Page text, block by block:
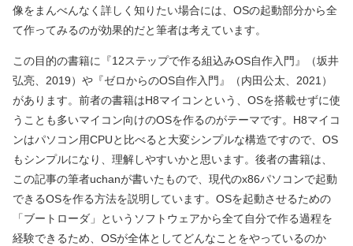
像をまんべんなく詳しく知りたい場合には、OSの起動部分から全
て作ってみるのが効果的だと筆者は考えています。
この目的の書籍に『12ステップで作る組込みOS自作入門』（坂井
弘亮、2019）や『ゼロからのOS自作入門』（内田公太、2021）
があります。前者の書籍はH8マイコンという、OSを搭載せずに使
うことも多いマイコン向けのOSを作るのがテーマです。H8マイコ
ンはパソコン用CPUと比べると大変シンプルな構造ですので、OS
もシンプルになり、理解しやすいかと思います。後者の書籍は、
この記事の筆者uchanが書いたもので、現代のx86パソコンで起動
できるOSを作る方法を説明しています。OSを起動させるための
「ブートローダ」というソフトウェアから全て自分で作る過程を
経験できるため、OSが全体としてどんなことをやっているのか